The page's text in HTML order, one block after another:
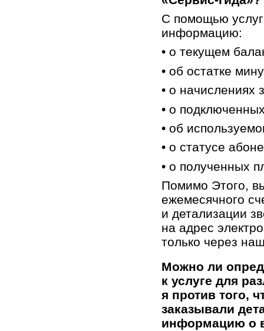
С помощью
информацию:
• о текущем
• об остатке
• о начислениях
• о
• об
• о статусе
• о полученных
Помимо Этого,
ежемесячного
и детализации
на адрес
только через
Можно ли
к услуге для
я против того,
заказывали
информацию о